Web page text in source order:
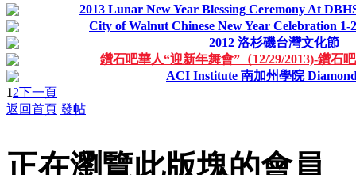
2013 Lunar New Year Blessing Ceremony At
City of Walnut Chinese New Year Celebration 1-
2012 洛杉磯台灣文化節
鑽石吧華人“迎新年舞會”（12/29/2013)-鑽石
ACI Institute 南加州學院
12下一頁
返回首頁 發帖
正在瀏覽此版塊的會員